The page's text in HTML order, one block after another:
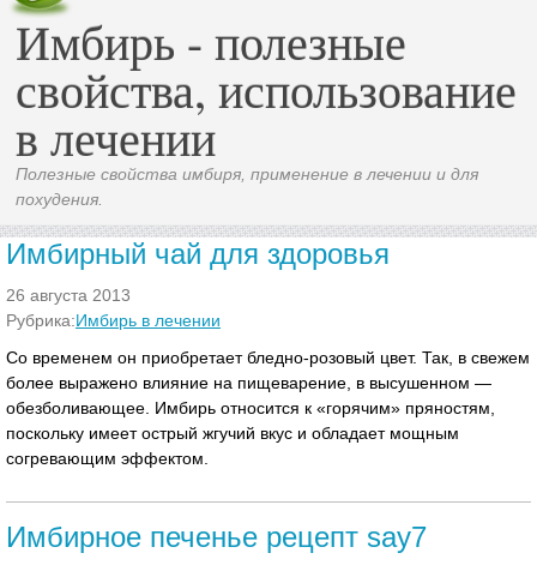
Имбирь - полезные
свойства, использование
в лечении
Полезные свойства имбиря, применение в лечении и для
похудения.
Имбирный чай для здоровья
26 августа 2013
Рубрика:Имбирь в лечении
Со временем он приобретает бледно-розовый цвет. Так, в свежем
более выражено влияние на пищеварение, в высушенном —
обезболивающее. Имбирь относится к «горячим» пряностям,
поскольку имеет острый жгучий вкус и обладает мощным
согревающим эффектом.
Имбирное печенье рецепт say7